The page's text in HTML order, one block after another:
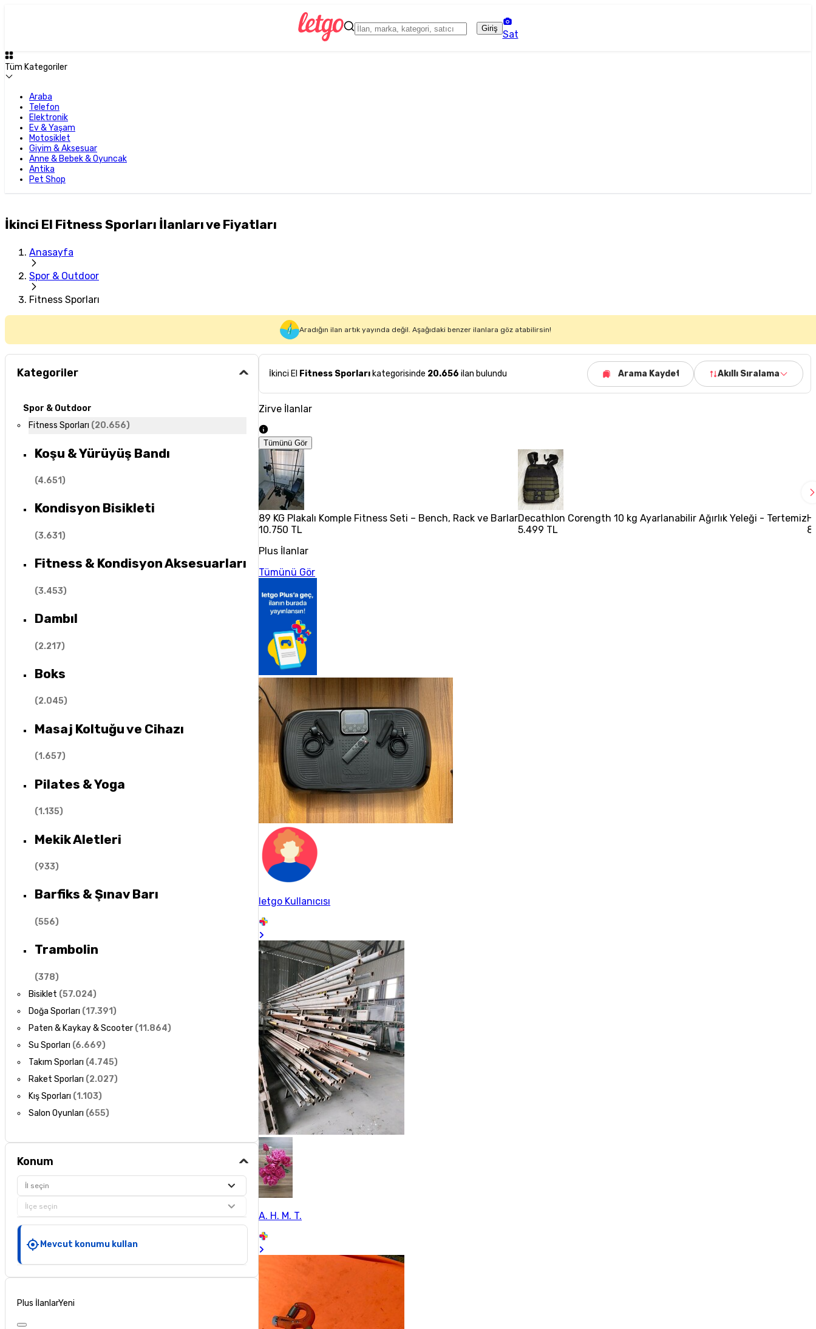
Giriş
Sat
Tüm Kategoriler
Araba
Telefon
Elektronik
Ev & Yaşam
Motosiklet
Giyim & Aksesuar
Anne & Bebek & Oyuncak
Antika
Pet Shop
İkinci El Fitness Sporları İlanları ve Fiyatları
Anasayfa
Spor & Outdoor
Fitness Sporları
Aradığın ilan artık yayında değil. Aşağıdaki benzer ilanlara göz atabilirsin!
Kategoriler
Spor & Outdoor
Fitness Sporları (20.656)
Koşu & Yürüyüş Bandı
(4.651)
Kondisyon Bisikleti
(3.631)
Fitness & Kondisyon Aksesuarları
(3.453)
Dambıl
(2.217)
Boks
(2.045)
Masaj Koltuğu ve Cihazı
(1.657)
Pilates & Yoga
(1.135)
Mekik Aletleri
(933)
Barfiks & Şınav Barı
(556)
Trambolin
(378)
Bisiklet (57.024)
Doğa Sporları (17.391)
Paten & Kaykay & Scooter (11.864)
Su Sporları (6.669)
Takım Sporları (4.745)
Raket Sporları (2.027)
Kış Sporları (1.103)
Salon Oyunları (655)
Konum
İl seçin
İlçe seçin
Mevcut konumu kullan
Plus İlanlarYeni
İkinci El Fitness Sporları kategorisinde 20.656 ilan bulundu Arama Kaydet Akıllı Sıralama
Zirve İlanlar
Tümünü Gör
89 KG Plakalı Komple Fitness Seti – Bench, Rack ve Barlar
10.750 TL
Decathlon Corength 10 kg Ayarlanabilir Ağırlık Yeleği - Tertemiz
5.499 TL
Plus İlanlar
Tümünü Gör
letgo Kullanıcısı
A. H. M. T.